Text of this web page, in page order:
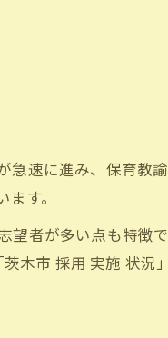
急速に進み、保育教諭
す。
望者が多い点も特徴で
木市 採用 実施 状況」